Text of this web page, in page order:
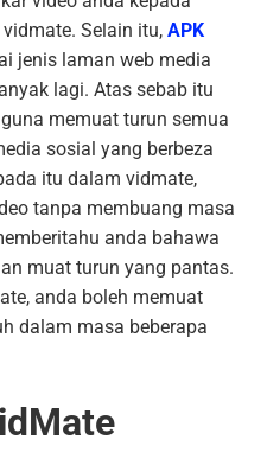
Selain itu,APK
jenis laman web media
lagi. Atas sebab itu
memuat turun semua
sosial yang berbeza
itu dalam vidmate,
tanpa membuang masa
anda bahawa
muat turun yang pantas.
anda boleh memuat
dalam masa beberapa